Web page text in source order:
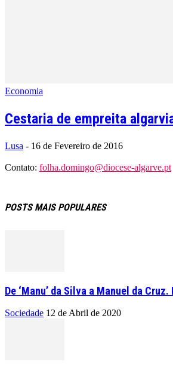
Economia
Cestaria de empreita
Lusa - 16 de Fevereiro de 2016
Contato: folha.domingo@diocese-algarve.pt
POSTS MAIS POPULARES
De ‘Manu’ da Silva a Manuel da
Sociedade 12 de Abril de 2020